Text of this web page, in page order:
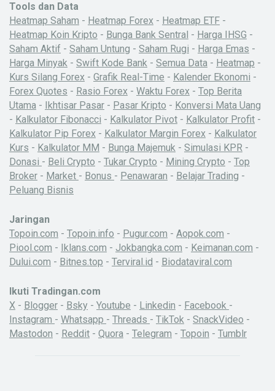
Tools dan Data
Heatmap Saham - Heatmap Forex - Heatmap ETF -
Heatmap Koin Kripto - Bunga Bank Sentral - Harga IHSG -
Saham Aktif - Saham Untung - Saham Rugi - Harga Emas -
Harga Minyak - Swift Kode Bank - Semua Data - Heatmap -
Kurs Silang Forex - Grafik Real-Time - Kalender Ekonomi -
Forex Quotes - Rasio Forex - Waktu Forex - Top Berita
Utama - Ikhtisar Pasar - Pasar Kripto - Konversi Mata Uang
- Kalkulator Fibonacci - Kalkulator Pivot - Kalkulator Profit -
Kalkulator Pip Forex - Kalkulator Margin Forex - Kalkulator
Kurs - Kalkulator MM - Bunga Majemuk - Simulasi KPR -
Donasi - Beli Crypto - Tukar Crypto - Mining Crypto - Top
Broker - Market - Bonus - Penawaran - Belajar Trading -
Peluang Bisnis
Jaringan
Topoin.com - Topoin.info - Pugur.com - Aopok.com -
Piool.com - Iklans.com - Jokbangka.com - Keimanan.com -
Dului.com - Bitnes.top - Terviral.id - Biodataviral.com
Ikuti Tradingan.com
X - Blogger - Bsky - Youtube - Linkedin - Facebook -
Instagram - Whatsapp - Threads - TikTok - SnackVideo -
Mastodon - Reddit - Quora - Telegram - Topoin - Tumblr